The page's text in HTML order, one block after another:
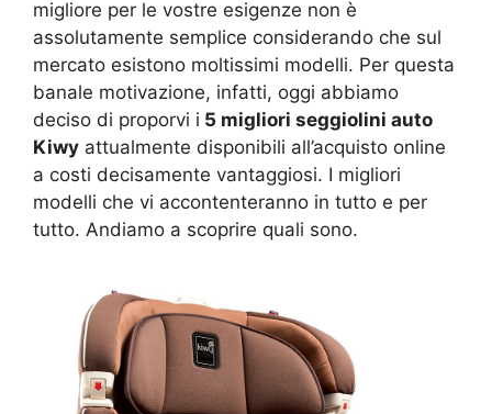
migliore per le vostre esigenze non è
assolutamente semplice considerando che sul
mercato esistono moltissimi modelli. Per questa
banale motivazione, infatti, oggi abbiamo
deciso di proporvi i 5 migliori seggiolini auto
Kiwy attualmente disponibili all’acquisto online
a costi decisamente vantaggiosi. I migliori
modelli che vi accontenteranno in tutto e per
tutto. Andiamo a scoprire quali sono.